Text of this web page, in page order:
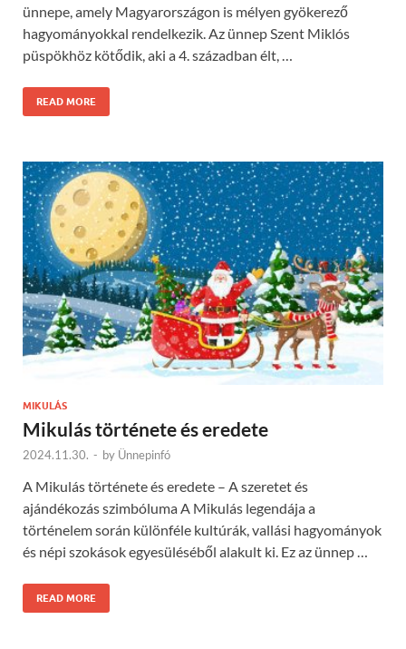
ünnepe, amely Magyarországon is mélyen gyökerező
hagyományokkal rendelkezik. Az ünnep Szent Miklós
püspökhöz kötődik, aki a 4. században élt, …
READ MORE
MIKULÁS
Mikulás története és eredete
2024.11.30. - by Ünnepinfó
A Mikulás története és eredete – A szeretet és
ajándékozás szimbóluma A Mikulás legendája a
történelem során különféle kultúrák, vallási hagyományok
és népi szokások egyesüléséből alakult ki. Ez az ünnep …
READ MORE